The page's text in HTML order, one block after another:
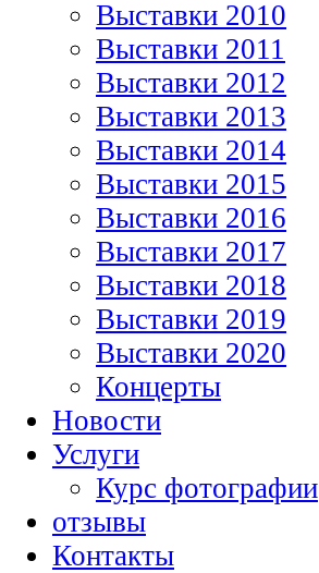
Выставки 2010
Выставки 2011
Выставки 2012
Выставки 2013
Выставки 2014
Выставки 2015
Выставки 2016
Выставки 2017
Выставки 2018
Выставки 2019
Выставки 2020
Концерты
Новости
Услуги
Курс фотографии
отзывы
Контакты